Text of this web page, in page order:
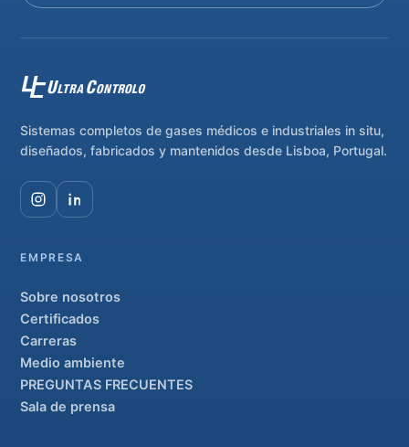
Sistemas completos de gases médicos e industriales in situ,
diseñados, fabricados y mantenidos desde Lisboa, Portugal.
EMPRESA
Sobre nosotros
Certificados
Carreras
Medio ambiente
PREGUNTAS FRECUENTES
Sala de prensa